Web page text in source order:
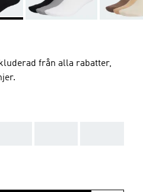
från alla rabatter,